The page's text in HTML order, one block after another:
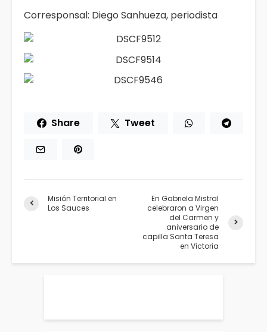
Corresponsal: Diego Sanhueza, periodista
Share Tweet
Misión Territorial en
Los Sauces
En Gabriela Mistral
celebraron a Virgen
del Carmen y
aniversario de
capilla Santa Teresa
en Victoria